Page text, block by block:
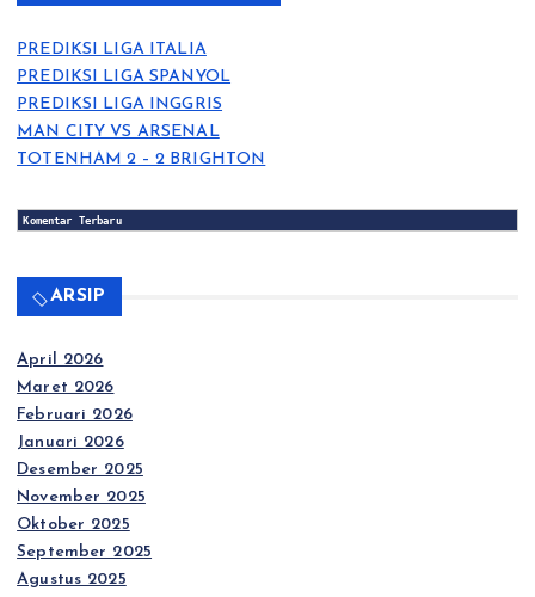
PREDIKSI LIGA ITALIA
PREDIKSI LIGA SPANYOL
PREDIKSI LIGA INGGRIS
MAN CITY VS ARSENAL
TOTENHAM 2 – 2 BRIGHTON
Komentar Terbaru
ARSIP
April 2026
Maret 2026
Februari 2026
Januari 2026
Desember 2025
November 2025
Oktober 2025
September 2025
Agustus 2025